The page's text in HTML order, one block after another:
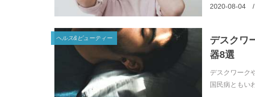
2020-08-04
ヘルス&ビューティー
デスクワ
器8選
デスクワーク
国民病ともい